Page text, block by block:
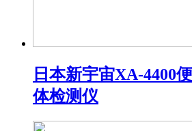
日本新宇宙XA-4400
体检测仪